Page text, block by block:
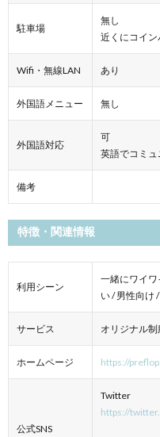
駐車場
無し
近くにコイ
Wifi・無線LAN あり
外国語メニュー 無し
外国語対応
可
英語でコミュ
備考
特徴・関連情報
利用シーン
一緒にワイワ
い / 男性向け
サービス オリジナル
ホームページ https://
公式SNS
Twitter
https://